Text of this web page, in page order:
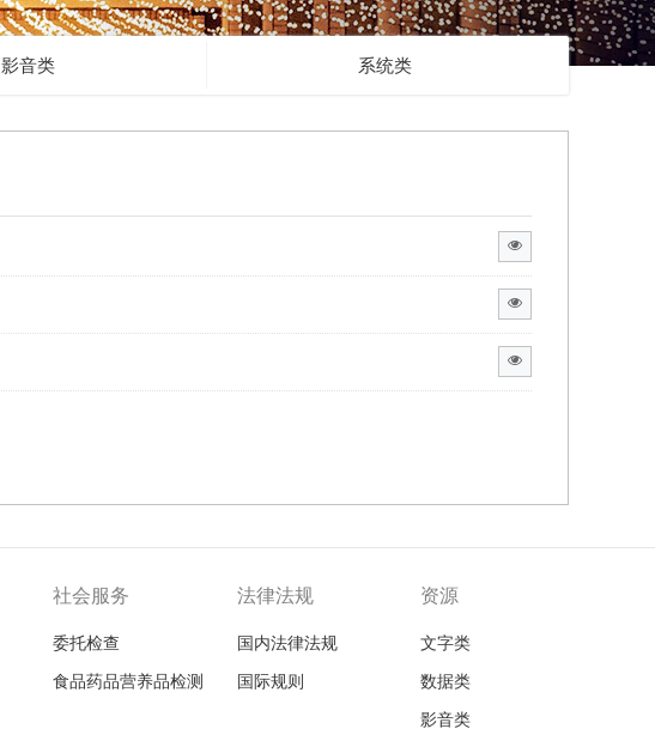
影音类 系统类
社会服务
委托检查
食品药品营养品检测
法律法规
国内法律法规
国际规则
资源
文字类
数据类
影音类